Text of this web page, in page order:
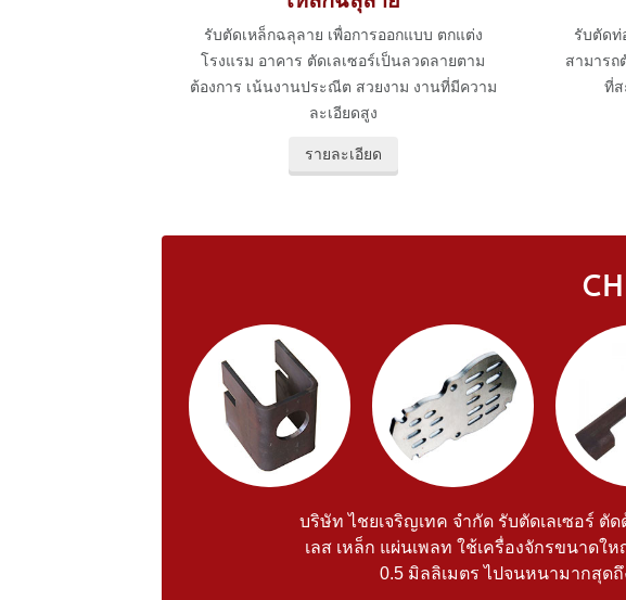
รับตัดเหล็กฉลุลาย เพื่อการออกแบบ ตกแต่ง
โรงแรม อาคาร ตัดเลเซอร์เป็นลวดลายตาม
ต้องการ เน้นงานประณีต สวยงาม งานที่มีความ
ละเอียดสูง
รายละเอียด
รับตัดท่
สามารถ
ที่ส
บริษัท ไชยเจริญเทค จำกัด รับตัดเลเซอร์
เลส เหล็ก แผ่นเพลท ใช้เครื่องจักรขนาด
0.5 มิลลิเมตร ไปจนหนามากสุด